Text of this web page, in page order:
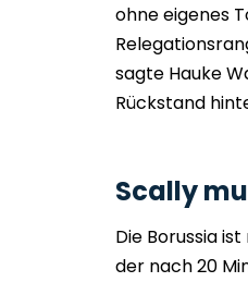
ohne eigenes
sagte Hauke
Rückstand
Scally
Die Borussia
der nach 20